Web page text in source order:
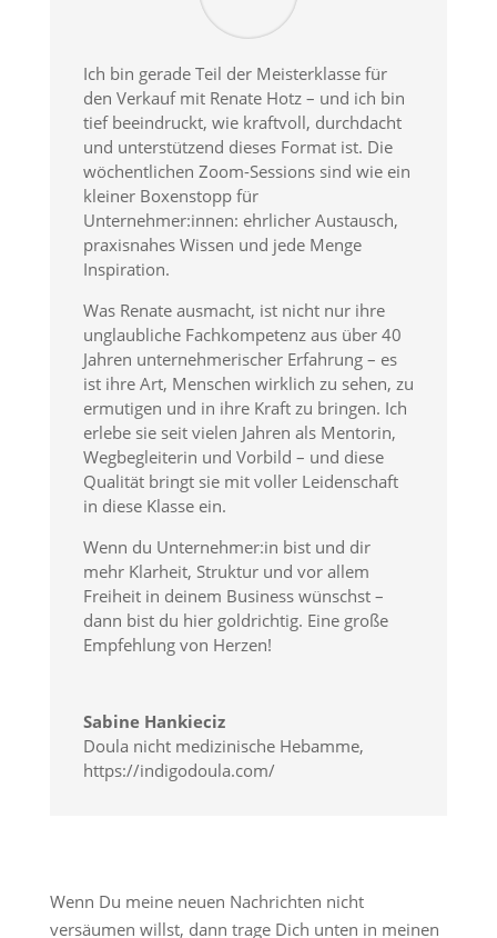
Ich bin gerade Teil der Meisterklasse für
den Verkauf mit Renate Hotz – und ich bin
tief beeindruckt, wie kraftvoll, durchdacht
und unterstützend dieses Format ist. Die
wöchentlichen Zoom-Sessions sind wie ein
kleiner Boxenstopp für
Unternehmer:innen: ehrlicher Austausch,
praxisnahes Wissen und jede Menge
Inspiration.
Was Renate ausmacht, ist nicht nur ihre
unglaubliche Fachkompetenz aus über 40
Jahren unternehmerischer Erfahrung – es
ist ihre Art, Menschen wirklich zu sehen, zu
ermutigen und in ihre Kraft zu bringen. Ich
erlebe sie seit vielen Jahren als Mentorin,
Wegbegleiterin und Vorbild – und diese
Qualität bringt sie mit voller Leidenschaft
in diese Klasse ein.
Wenn du Unternehmer:in bist und dir
mehr Klarheit, Struktur und vor allem
Freiheit in deinem Business wünschst –
dann bist du hier goldrichtig. Eine große
Empfehlung von Herzen!
Sabine Hankieciz
Doula nicht medizinische Hebamme,
https://indigodoula.com/
Wenn Du meine neuen Nachrichten nicht
versäumen willst, dann trage Dich unten in meinen